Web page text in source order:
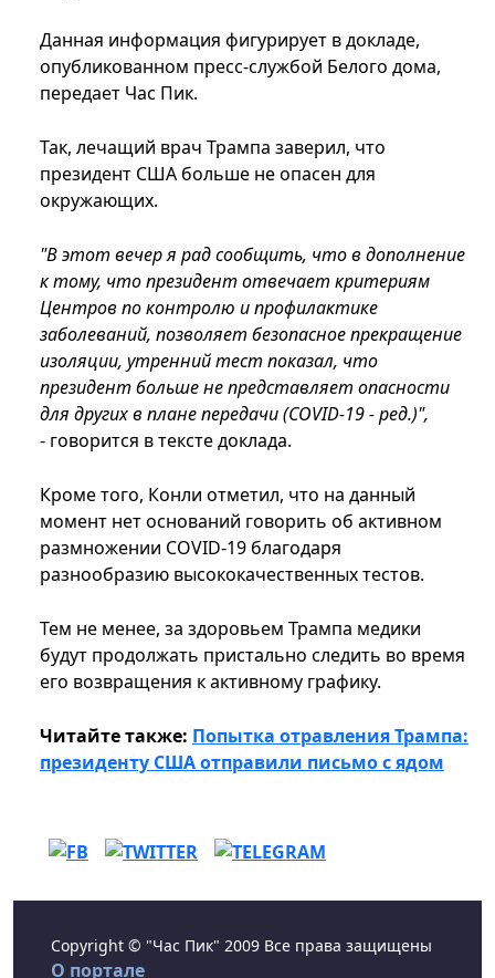
Данная информация фигурирует в докладе,
опубликованном пресс-службой Белого дома,
передает Час Пик.
Так, лечащий врач Трампа заверил, что
президент США больше не опасен для
окружающих.
"В этот вечер я рад сообщить, что в дополнение
к тому, что президент отвечает критериям
Центров по контролю и профилактике
заболеваний, позволяет безопасное прекращение
изоляции, утренний тест показал, что
президент больше не представляет опасности
для других в плане передачи (COVID-19 - ред.)",
- говорится в тексте доклада.
Кроме того, Конли отметил, что на данный
момент нет оснований говорить об активном
размножении COVID-19 благодаря
разнообразию высококачественных тестов.
Тем не менее, за здоровьем Трампа медики
будут продолжать пристально следить во время
его возвращения к активному графику.
Читайте также: Попытка отравления Трампа:
президенту США отправили письмо с ядом
Copyright © "Час Пик" 2009 Все права защищены
О портале